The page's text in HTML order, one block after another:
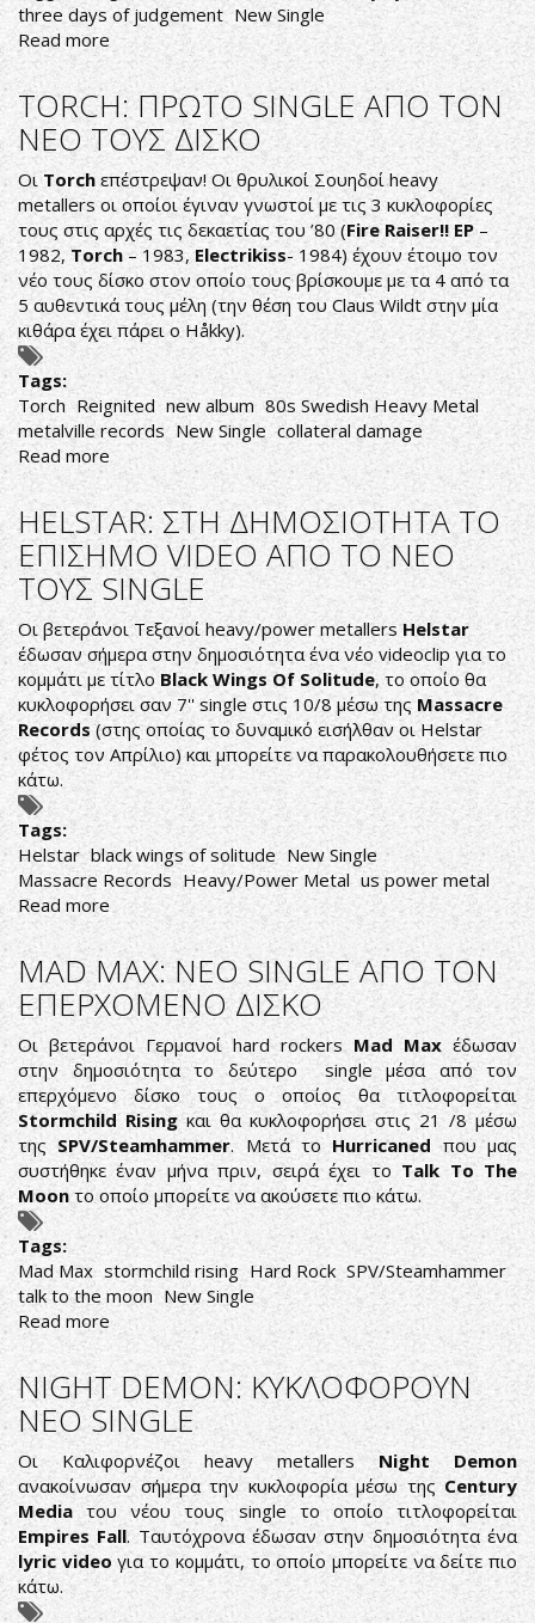
three days of judgement New Single
Read more about
DIGGERTHINGS:
ΝΕΟ
ΚΟΜΜΑΤΙ
ΜΕ
ΤΗΝ
ΣΥΜΜΕΤΟΧΗ
ΤΟΥ
BLAZE
BAYLEY
TORCH: ΠΡΩΤΟ SINGLE ΑΠΟ TON
NEO ΤΟΥΣ ΔΙΣΚΟ
ΟιTorchεπέστρεψαν! Οι θρυλικοί Σουηδοί heavy
metallers οι οποίοι έγιναν γνωστοί με τις 3 κυκλοφορίες
τους στις αρχές τις δεκαετίας του ’80 (Fire Raiser!! EP–
1982, Torch – 1983,Electrikiss- 1984) έχουν έτοιμο τον
νέο τους δίσκο στον οποίο τους βρίσκουμε με τα 4 από τα
5 αυθεντικά τους μέλη (την θέση του Claus Wildt στην μία
κιθάρα έχει πάρει ο Håkky).
Tags:
Torch Reignited new album 80s Swedish Heavy Metal
metalville records New Single collateral damage
Read moreabout
TORCH:
ΠΡΩΤΟ
SINGLE
ΑΠΟ
TON
NEO
ΤΟΥΣ
ΔΙΣΚΟ
HELSTAR: ΣΤΗ ΔΗΜΟΣΙΟΤΗΤΑ ΤΟ
ΕΠΙΣΗΜΟ VIDEO ΑΠΟ ΤΟ ΝΕΟ
ΤΟΥΣ SINGLE
Οι βετεράνοι Τεξανοί heavy/power metallersHelstar
έδωσαν σήμερα στην δημοσιότητα ένα νέο videoclip για το
κομμάτι με τίτλοBlack Wings Of Solitude, το οποίο θα
κυκλοφορήσει σαν 7'' single στις 10/8 μέσω τηςMassacre
Records (στης οποίας το δυναμικό εισήλθαν οι Helstar
φέτος τον Απρίλιο) και μπορείτε να παρακολουθήσετε πιο
κάτω.
Tags:
Helstar black wings of solitude New Single
Massacre Records Heavy/Power Metal us power metal
Read more about
HELSTAR:
ΣΤΗ
ΔΗΜΟΣΙΟΤΗΤΑ
ΤΟ
ΕΠΙΣΗΜΟ
VIDEO
ΑΠΟ
ΤΟ
ΝΕΟ
ΤΟΥΣ
SINGLE
MAD MAX: ΝΕΟ SINGLE ΑΠΟ ΤΟΝ
ΕΠΕΡΧΟΜΕΝΟ ΔΙΣΚΟ
Οι βετεράνοι Γερμανοί hard rockers Mad Max έδωσαν
στην δημοσιότητα το δεύτερο single μέσα από τον
επερχόμενο δίσκο τους ο οποίος θα τιτλοφορείται
Stormchild Rising και θα κυκλοφορήσει στις 21 /8 μέσω
της SPV/Steamhammer. Μετά τοHurricanedπου μας
συστήθηκε έναν μήνα πριν, σειρά έχει το Talk To The
Moonτο οποίο μπορείτε να ακούσετε πιο κάτω.
Tags:
Mad Max stormchild rising Hard Rock SPV/Steamhammer
talk to the moon New Single
Read moreabout
MAD
MAX:
ΝΕΟ
SINGLE
ΑΠΟ
ΤΟΝ
ΕΠΕΡΧΟΜΕΝΟ
ΔΙΣΚΟ
NIGHT DEMON: ΚΥΚΛΟΦΟΡΟΥΝ
ΝΕΟ SINGLE
Οι Καλιφορνέζοι heavy metallersNight Demon
ανακοίνωσαν σήμερα την κυκλοφορία μέσω της Century
Media του νέου τους single το οποίο τιτλοφορείται
Empires Fall. Ταυτόχρονα έδωσαν στην δημοσιότητα ένα
lyric video για το κομμάτι, το οποίο μπορείτε να δείτε πιο
κάτω.